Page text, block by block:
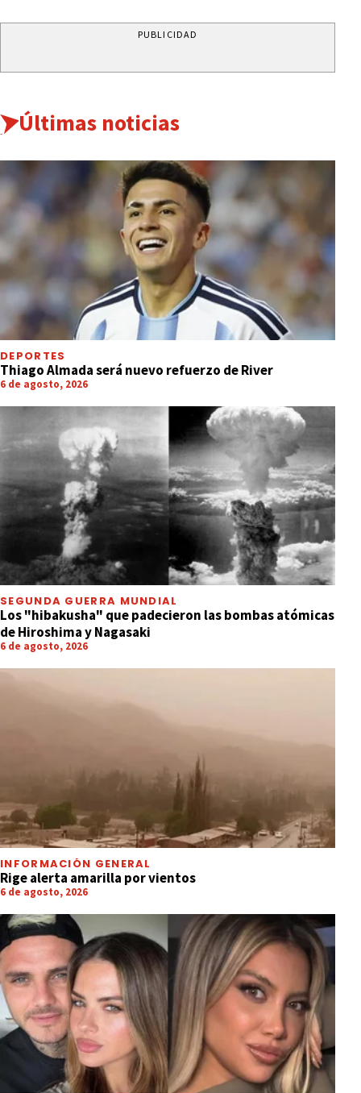
PUBLICIDAD
Últimas noticias
DEPORTES
Thiago Almada será nuevo refuerzo de River
6 de agosto, 2026
SEGUNDA GUERRA MUNDIAL
Los "hibakusha" que padecieron las bombas atómicas
de Hiroshima y Nagasaki
6 de agosto, 2026
INFORMACIÓN GENERAL
Rige alerta amarilla por vientos
6 de agosto, 2026